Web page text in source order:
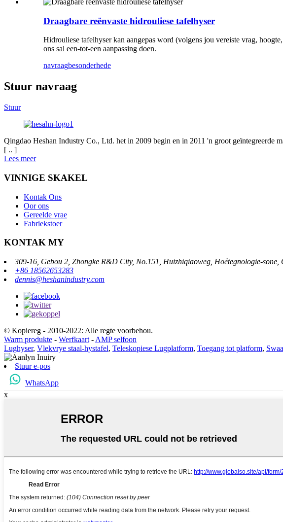
Draagbare reënvaste hidrouliese tafelhyser
Hidrouliese tafelhyser kan aangepas word (volgens jou vereiste vrag,
ons sal een-tot-een aanpassing doen.
navraagbesonderhede
Stuur navraag
Stuur
Qingdao Heshan Industry Co., Ltd. het in 2009 begin en in 2011 'n groot geïntegreerde
[ .. ]
Lees meer
VINNIGE SKAKEL
Kontak Ons
Oor ons
Gereelde vrae
Fabriekstoer
KONTAK MY
309-16, Gebou 2, Zhongke R&D City, No.151, Huizhiqiaoweg, Hoëtegnologie-sone,
+86 18562653283
dennis@heshanindustry.com
© Kopiereg - 2010-2022: Alle regte voorbehou.
Warm produkte - Werfkaart - AMP selfoon
Lughyser, Vlekvrye staal-hystafel, Teleskopiese Lugplatform, Toegang tot platform,
Stuur e-pos
WhatsApp
x